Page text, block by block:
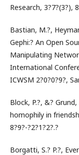
Research, 3?7?(3?),
Bastian, M.?,
Gephi:? An Open
Manipulating
International
ICWSM 2?0?0?9?,
Block, P.?, &?
homophily in
8?9?-?2?1?2?.?
Borgatti, S.? P.?,